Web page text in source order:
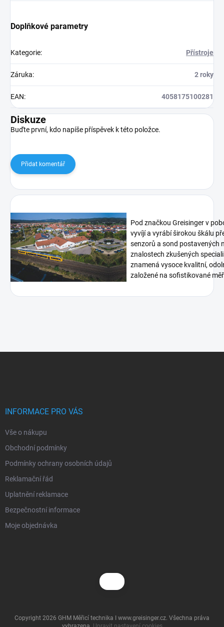
Doplňkové parametry
Kategorie: Přístroje
Záruka: 2 roky
EAN: 4058175100281
Diskuze
Buďte první, kdo napíše příspěvek k této položce.
Přidat komentář
Pod značkou Greisinger v
vyvíjí a vyrábí širokou škálu
senzorů a sond postavených
znalostech zkušených
znamená vysoce kvalitní,
založené na sofistikované
INFORMACE PRO VÁS
Vše o nákupu
Obchodní podmínky
Podmínky ochrany osobních údajů
Reklamační řád
Uplatnění reklamace
Bezpečnostní informace
Moje objednávka
Copyright 2026 GHM Měřicí technika I www.greisinger.cz. Všechna práva